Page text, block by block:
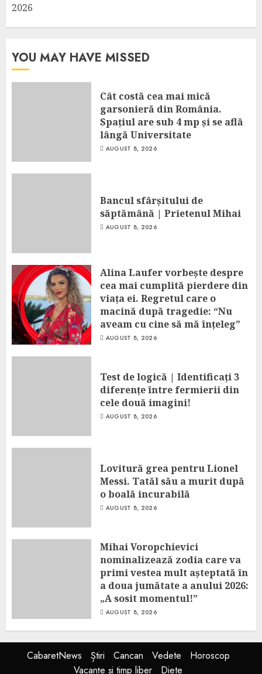
2026
YOU MAY HAVE MISSED
Cât costă cea mai mică
garsonieră din România.
Spațiul are sub 4 mp și se află
lângă Universitate
AUGUST 8, 2026
Bancul sfârșitului de
săptămână | Prietenul Mihai
AUGUST 8, 2026
Alina Laufer vorbește despre
cea mai cumplită pierdere din
viața ei. Regretul care o
macină după tragedie: “Nu
aveam cu cine să mă înțeleg”
AUGUST 8, 2026
Test de logică | Identificați 3
diferențe între fermierii din
cele două imagini!
AUGUST 8, 2026
Lovitură grea pentru Lionel
Messi. Tatăl său a murit după
o boală incurabilă
AUGUST 8, 2026
Mihai Voropchievici
nominalizează zodia care va
primi vestea mult așteptată în
a doua jumătate a anului 2026:
„A sosit momentul!”
AUGUST 8, 2026
CabaretNews Știri Cancan Vedete
Horoscop
Vacanțe și timp liber
Diete